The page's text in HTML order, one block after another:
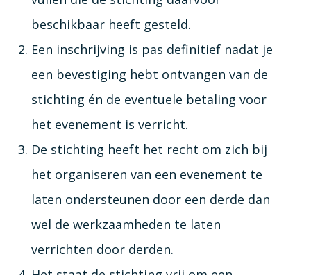
beschikbaar heeft gesteld.
Een inschrijving is pas definitief nadat je
een bevestiging hebt ontvangen van de
stichting én de eventuele betaling voor
het evenement is verricht.
De stichting heeft het recht om zich bij
het organiseren van een evenement te
laten ondersteunen door een derde dan
wel de werkzaamheden te laten
verrichten door derden.